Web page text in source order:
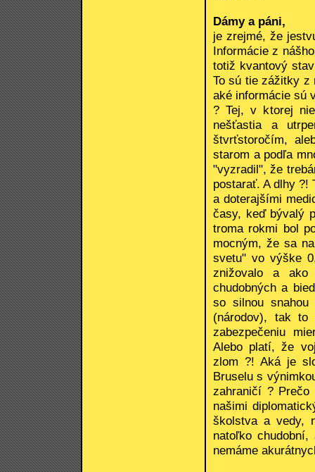
Dámy a páni,
je zrejmé, že
Informácie z
totiž kvantový
To sú tie zážitky z
aké informácie sú
? Tej, v ktorej
nešťastia a
štvrťstoročím,
starom a podľa
"vyzradil", že
postarať. A dlhy ?!
a doterajšími
časy, keď bývalý
troma rokmi bol
mocným, že sa
svetu" vo výške
znižovalo a
chudobných a
so silnou snahou
(národov), tak
zabezpečeniu
Alebo platí, že
zlom ?! Aká je
Bruselu s
zahraničí ?
našimi
školstva a vedy,
natoľko
nemáme